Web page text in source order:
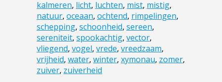
kalmeren, licht, luchten, mist, mistig,
natuur, oceaan, ochtend, rimpelingen,
schepping, schoonheid, sereen,
sereniteit, spookachtig, vector,
vliegend, vogel, vrede, vreedzaam,
vrijheid, water, winter, xymonau, zomer,
zuiver, zuiverheid